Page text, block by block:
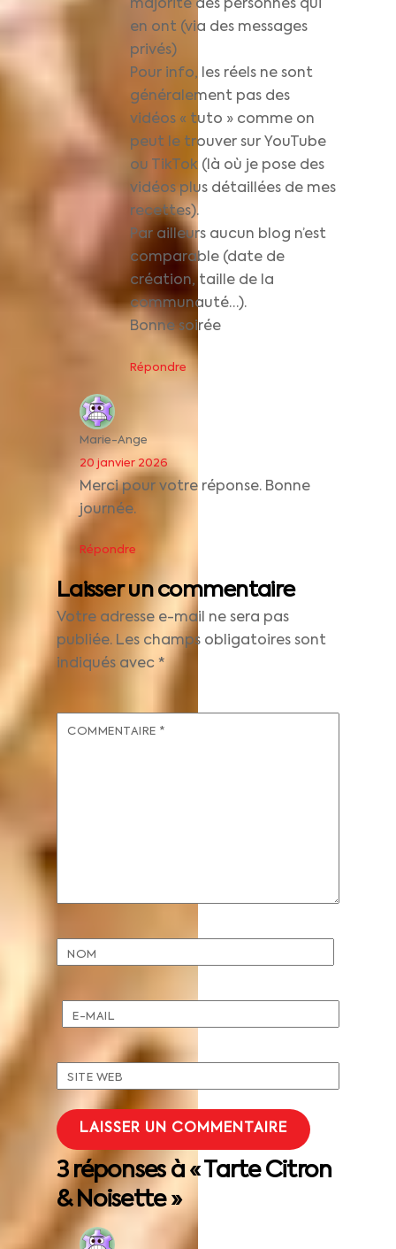
majorité des personnes qui
en ont (via des messages
privés)
Pour info, les réels ne sont
généralement pas des
vidéos « tuto » comme on
peut le trouver sur YouTube
ou TikTok (là où je pose des
vidéos plus détaillées de mes
recettes).
Par ailleurs aucun blog n’est
comparable (date de
création, taille de la
communauté…).
Bonne soirée
Répondre
Marie-Ange
20 janvier 2026
Merci pour votre réponse. Bonne
journée.
Répondre
Laisser un commentaire
Votre adresse e-mail ne sera pas
publiée. Les champs obligatoires sont
indiqués avec *
COMMENTAIRE *
NOM
E-MAIL
SITE WEB
3 réponses à « Tarte Citron
& Noisette »